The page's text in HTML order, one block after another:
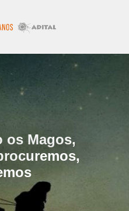
os Magos,